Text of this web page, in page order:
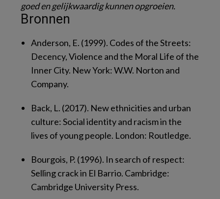
goed en gelijkwaardig kunnen opgroeien.
Bronnen
Anderson, E. (1999). Codes of the Streets:
Decency, Violence and the Moral Life of the
Inner City. New York: W.W. Norton and
Company.
Back, L. (2017). New ethnicities and urban
culture: Social identity and racism in the
lives of young people. London: Routledge.
Bourgois, P. (1996). In search of respect:
Selling crack in El Barrio. Cambridge:
Cambridge University Press.